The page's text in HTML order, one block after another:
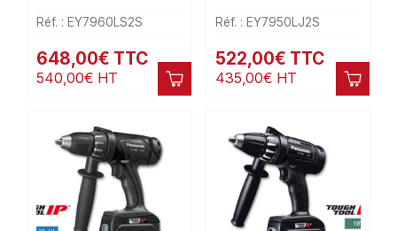
Réf. : EY7960LS2S
648,00€ TTC
540,00€ HT
Réf. : EY7950LJ2S
522,00€ TTC
435,00€ HT